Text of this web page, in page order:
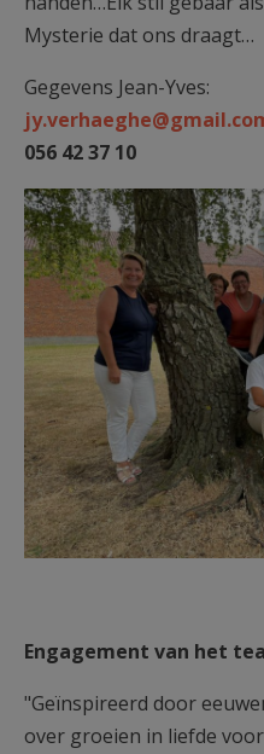
Mysterie dat ons draagt…
Gegevens Jean-Yves:
056 42 37 10
PHOTO-
Engagement van het
"Geïnspireerd door
over groeien in liefde voor